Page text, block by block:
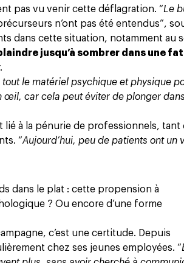
pas vu venir cette déflagration. “Le
n’ont pas été entendus”,
dans cette situation, notamment au
jusqu’à sombrer dans une
le matériel psychique et physique
œil, car cela peut éviter de plonger
lié à la pénurie de professionnels, tant
“Aujourd’hui, peu de patients ont un
dans le plat : cette propension à
? Ou encore d’une forme
c’est une certitude. Depuis
chez ses jeunes employées. “